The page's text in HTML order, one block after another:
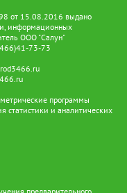
от 15.08.2016 выдано
информационных
ООО "Салун"
73-73
программы
статистики и аналитических